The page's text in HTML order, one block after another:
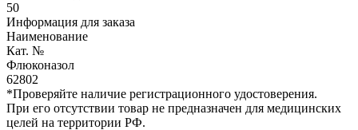
50
Информация для заказа
Наименование
Кат. №
Флюконазол
62802
*Проверяйте наличие регистрационного удостоверения.
При его отсутствии товар не предназначен для медицинских
целей на территории РФ.